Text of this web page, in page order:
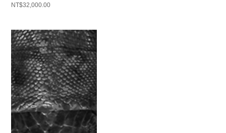
NT$32,000.00